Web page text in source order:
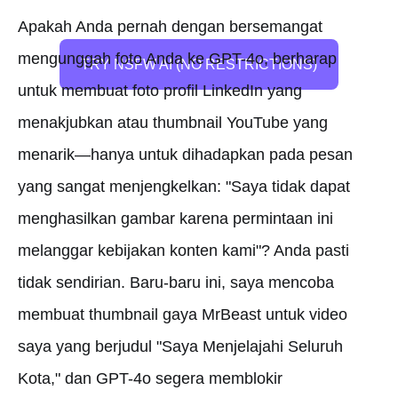
TRY NSFW AI (NO RESTRICTIONS)
Apakah Anda pernah dengan bersemangat
mengunggah foto Anda ke GPT-4o, berharap
untuk membuat foto profil LinkedIn yang
menakjubkan atau thumbnail YouTube yang
menarik—hanya untuk dihadapkan pada pesan
yang sangat menjengkelkan: "Saya tidak dapat
menghasilkan gambar karena permintaan ini
melanggar kebijakan konten kami"? Anda pasti
tidak sendirian. Baru-baru ini, saya mencoba
membuat thumbnail gaya MrBeast untuk video
saya yang berjudul "Saya Menjelajahi Seluruh
Kota," dan GPT-4o segera memblokir